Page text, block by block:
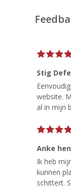
Stig
website.
al in mijn
Anke
Ik heb
kunnen
schittert.